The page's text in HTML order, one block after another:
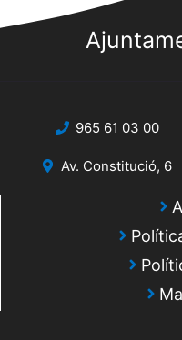
965 61 03 00
Av. Constitució, 6